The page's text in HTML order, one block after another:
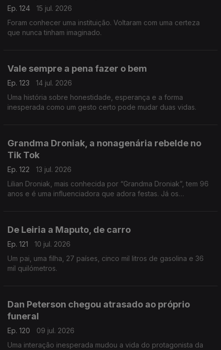
Ep. 124
15 jul. 2026
Foram conhecer uma instituição. Voltaram com uma certeza
que nunca tinham imaginado.
Vale sempre a pena fazer o bem
Ep. 123
14 jul. 2026
Uma história sobre honestidade, esperança e a forma
inesperada como um gesto certo pode mudar duas vidas.
Grandma Droniak, a nonagenária rebelde no
Tik Tok
Ep. 122
13 jul. 2026
Lilian Droniak, mais conhecida por “Grandma Droniak”, tem 96
anos e é uma influenciadora que adora festas. Já os
De Leiria a Maputo, de carro
Ep. 121
10 jul. 2026
Um pai, uma filha, 27 países, cinco mil litros de gasolina e 36
mil quilómetros.
Dan Peterson chegou atrasado ao próprio
funeral
Ep. 120
09 jul. 2026
Uma interação inesperada mudou a vida do protagonista da